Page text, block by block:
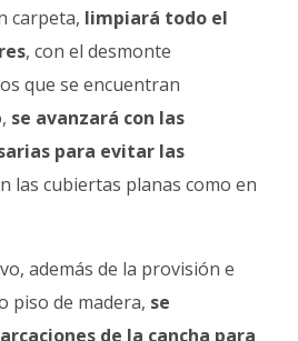
carpeta, limpiará todo el
, con el desmonte
que se encuentran
se avanzará con las
para evitar las
las cubiertas planas como en
además de la provisión e
piso de madera, se
de la cancha para